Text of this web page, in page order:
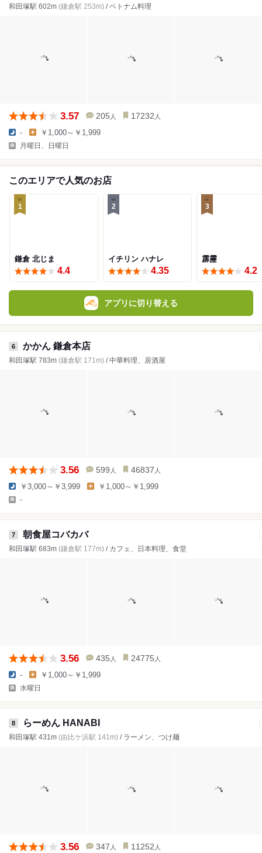
和田塚駅 602m (鎌倉駅 253m) / ベトナム料理
3.57 205 人 17232 人
- ￥1,000～￥1,999
月曜日、日曜日
このエリアで人気のお店
1
鎌倉 北じま
4.4
2
イチリン ハナレ
4.35
3
霹靂
4.2
アプリに切り替える
6 かかん 鎌倉本店
和田塚駅 783m (鎌倉駅 171m) / 中華料理、居酒屋
3.56 599 人 46837 人
￥3,000～￥3,999 ￥1,000～￥1,999
-
7 朝食屋コバカバ
和田塚駅 683m (鎌倉駅 177m) / カフェ、日本料理、食堂
3.56 435 人 24775 人
- ￥1,000～￥1,999
水曜日
8 らーめん HANABI
和田塚駅 431m (由比ケ浜駅 141m) / ラーメン、つけ麺
3.56 347 人 11252 人